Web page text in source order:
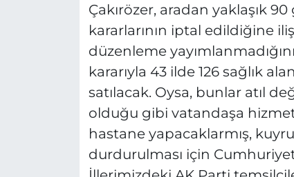
Çakırözer, aradan yaklaşık
kararlarının iptal edildiğine
düzenleme
kararıyla 43 ilde 126 sağlık
satılacak. Oysa, bunlar atıl
olduğu gibi vatandaşa
hastane yapacaklarmış,
durdurulması için